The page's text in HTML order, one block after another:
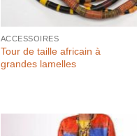
ACCESSOIRES
Tour de taille africain à
grandes lamelles